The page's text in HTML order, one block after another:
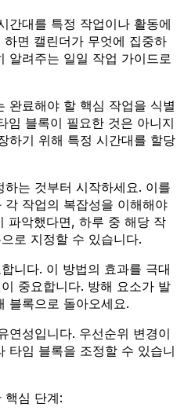
간대를 특정 작업이나 활동에
면 캘린더가 무엇에 집중하
알려주는 일일 작업 가이드로
완료해야 할 핵심 작업을 식별
임 블록이 필요한 것은 아니지
하기 위해 특정 시간대를 할당
는 것부터 시작하세요. 이를
작업의 복잡성을 이해해야
파악했다면, 하루 중 해당 작
로 지정할 수 있습니다.
니다. 이 방법의 효과를 극대
중요합니다. 방해 요소가 발
블록으로 돌아오세요.
연성입니다. 우선순위 변경이
타임 블록을 조정할 수 있습니
핵심 단계: